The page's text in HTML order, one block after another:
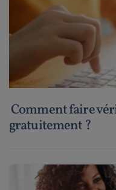
Comment faire
gratuitement ?